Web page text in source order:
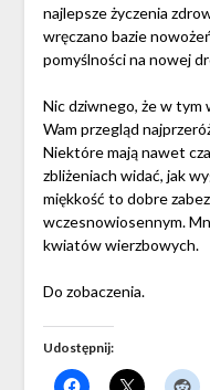
najlepsze życzenia
wręczano bazie
pomyślności na nowej
Nic dziwnego, że w tym
Wam przegląd
Niektóre mają nawet
zbliżeniach widać, jak
miękkość to dobre
wczesnowiosennym.
kwiatów wierzbowych.
Do zobaczenia.
Udostępnij: